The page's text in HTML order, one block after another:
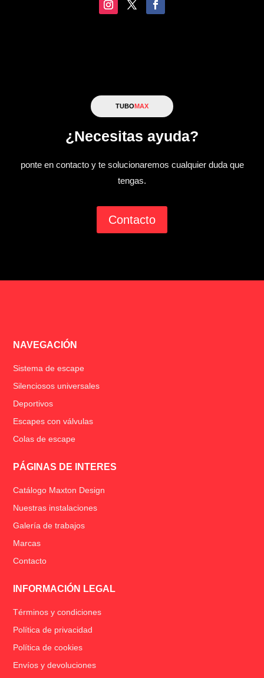
TUBOMAX
¿Necesitas ayuda?
ponte en contacto y te solucionaremos cualquier duda que
tengas.
Contacto
NAVEGACIÓN
Sistema de escape
Silenciosos universales
Deportivos
Escapes con válvulas
Colas de escape
PÁGINAS DE INTERES
Catálogo Maxton Design
Nuestras instalaciones
Galería de trabajos
Marcas
Contacto
INFORMACIÓN LEGAL
Términos y condiciones
Política de privacidad
Política de cookies
Envíos y devoluciones